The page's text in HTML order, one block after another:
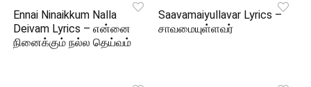
Ennai Ninaikkum Nalla
Deivam Lyrics – என்னை
நினைக்கும் நல்ல தெய்வம்
Saavamaiyullavar Lyrics –
சாவமையுள்ளவர்